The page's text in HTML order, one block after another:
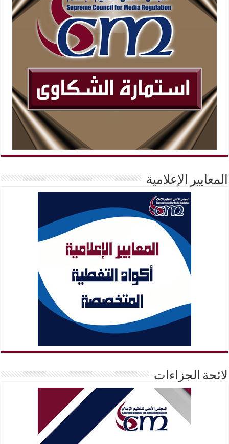
المعايير الإعلامية
لائحة الجزاءات